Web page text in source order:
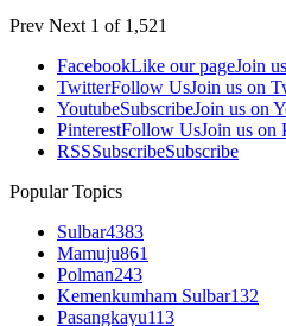
Prev Next 1 of 1,521
FacebookLike our pageJoin
TwitterFollow UsJoin us on
YoutubeSubscribeJoin us on
PinterestFollow UsJoin us on
RSSSubscribeSubscribe
Popular Topics
Sulbar4383
Mamuju861
Polman243
Kemenkumham Sulbar132
Pasangkayu113